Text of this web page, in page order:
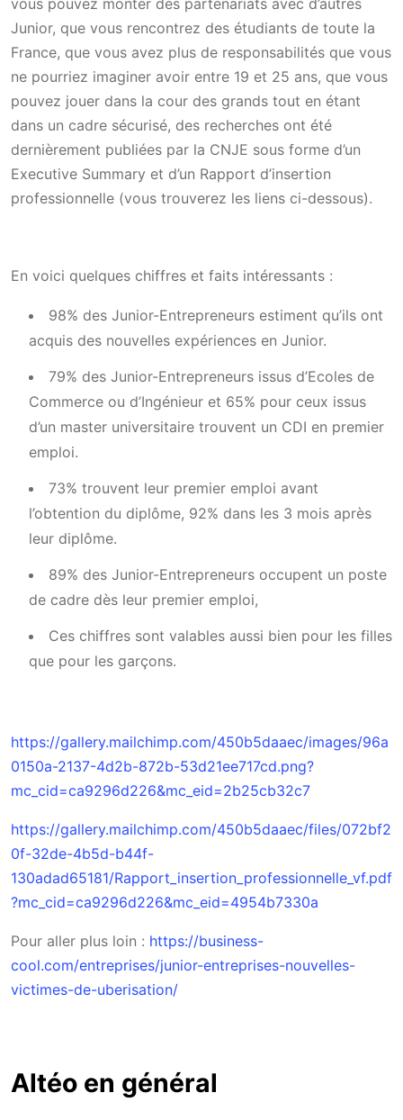
vous pouvez monter des partenariats avec d’autres
Junior, que vous rencontrez des étudiants de toute la
France, que vous avez plus de responsabilités que vous
ne pourriez imaginer avoir entre 19 et 25 ans, que vous
pouvez jouer dans la cour des grands tout en étant
dans un cadre sécurisé, des recherches ont été
dernièrement publiées par la CNJE sous forme d’un
Executive Summary et d’un Rapport d’insertion
professionnelle (vous trouverez les liens ci-dessous).
En voici quelques chiffres et faits intéressants :
98% des Junior-Entrepreneurs estiment qu’ils ont
acquis des nouvelles expériences en Junior.
79% des Junior-Entrepreneurs issus d’Ecoles de
Commerce ou d’Ingénieur et 65% pour ceux issus
d’un master universitaire trouvent un CDI en premier
emploi.
73% trouvent leur premier emploi avant
l’obtention du diplôme, 92% dans les 3 mois après
leur diplôme.
89% des Junior-Entrepreneurs occupent un poste
de cadre dès leur premier emploi,
Ces chiffres sont valables aussi bien pour les filles
que pour les garçons.
https://gallery.mailchimp.com/450b5daaec/images/96a
0150a-2137-4d2b-872b-53d21ee717cd.png?
mc_cid=ca9296d226&mc_eid=2b25cb32c7
https://gallery.mailchimp.com/450b5daaec/files/072bf2
0f-32de-4b5d-b44f-
130adad65181/Rapport_insertion_professionnelle_vf.pdf
?mc_cid=ca9296d226&mc_eid=4954b7330a
Pour aller plus loin : https://business-
cool.com/entreprises/junior-entreprises-nouvelles-
victimes-de-uberisation/
Altéo en général